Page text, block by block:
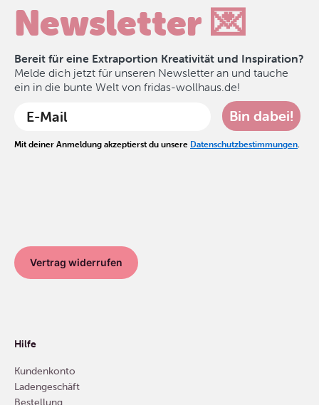
Newsletter 💌
Bereit für eine Extraportion Kreativität und Inspiration?
Melde dich jetzt für unseren Newsletter an und tauche
ein in die bunte Welt von fridas-wollhaus.de!
Bin dabei!
Mit deiner Anmeldung akzeptierst du unsere Datenschutzbestimmungen
Vertrag widerrufen
Hilfe
Kundenkonto
Ladengeschäft
Bestellung